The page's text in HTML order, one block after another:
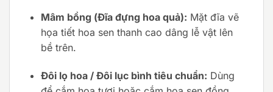
Mâm bồng (Đĩa đựng hoa quả): Mặt đĩa vẽ
họa tiết hoa sen thanh cao dâng lễ vật lên
bề trên.
Đôi lọ hoa / Đôi lục bình tiêu chuẩn: Dùng